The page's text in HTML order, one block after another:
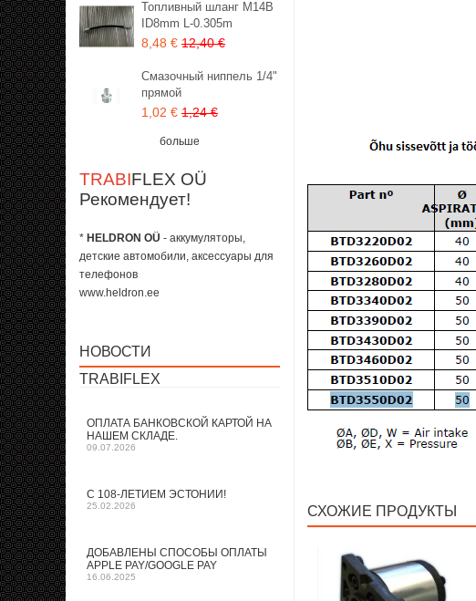
Топливный шланг M14B
ID8mm L-0.305m
8,48 € 12,40 €
Смазочный ниппель 1/4"
прямой
1,02 € 1,24 €
больше
TRABIFLEX OÜ
Рекомендует!
* HELDRON OÜ - аккумуляторы,
детские автомобили, аксессуары для
телефонов
www.heldron.ee
НОВОСТИ
TRABIFLEX
ОПЛАТА БАНКОВСКОЙ КАРТОЙ НА
НАШЕМ СКЛАДЕ.
09.07.2026
С 108-ЛЕТИЕМ ЭСТОНИИ!
25.02.2026
ДОБАВЛЕНЫ СПОСОБЫ ОПЛАТЫ
APPLE PAY/GOOGLE PAY
16.06.2025
СХОЖИЕ ПРОДУКТЫ